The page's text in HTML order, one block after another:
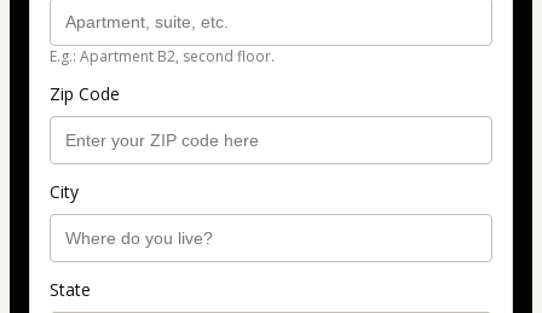
E.g.: Apartment B2, second floor.
Zip Code
City
State